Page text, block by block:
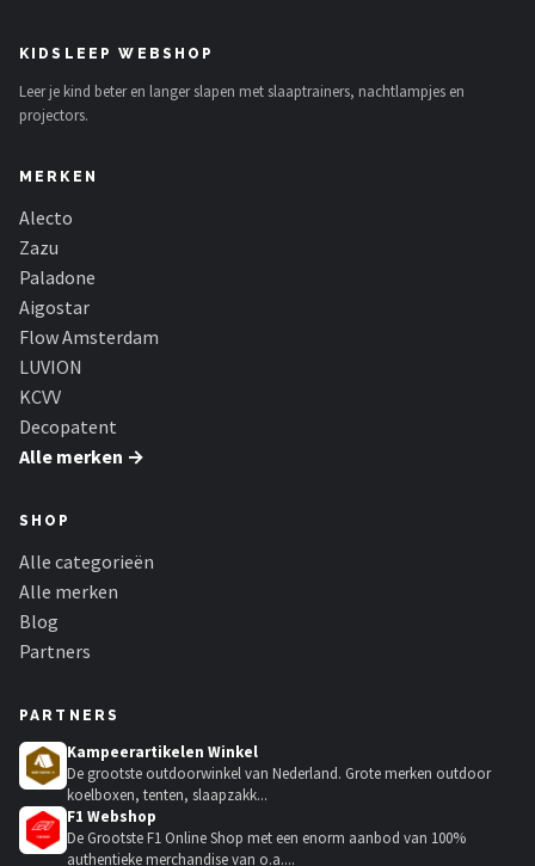
KIDSLEEP WEBSHOP
Leer je kind beter en langer slapen met slaaptrainers, nachtlampjes en
projectors.
MERKEN
Alecto
Zazu
Paladone
Aigostar
Flow Amsterdam
LUVION
KCVV
Decopatent
Alle merken →
SHOP
Alle categorieën
Alle merken
Blog
Partners
PARTNERS
Kampeerartikelen Winkel
De grootste outdoorwinkel van Nederland. Grote merken outdoor
koelboxen, tenten, slaapzakk...
F1 Webshop
De Grootste F1 Online Shop met een enorm aanbod van 100%
authentieke merchandise van o.a....